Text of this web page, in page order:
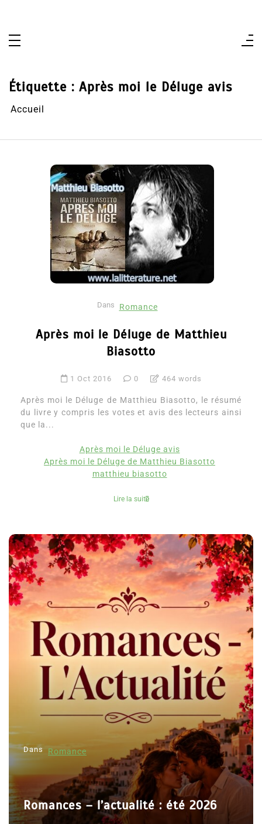
Étiquette : Après moi le Déluge avis
Accueil
Dans Romance
Après moi le Déluge de Matthieu
Biasotto
1 Oct 2016 0 464 words
Après moi le Déluge de Matthieu Biasotto, le résumé
du livre y compris les votes et avis des lecteurs ainsi
que la...
Après moi le Déluge avis
Après moi le Déluge de Matthieu Biasotto
matthieu biasotto
Lire la suite
Dans Romance
Romances – l’actualité : été 2026